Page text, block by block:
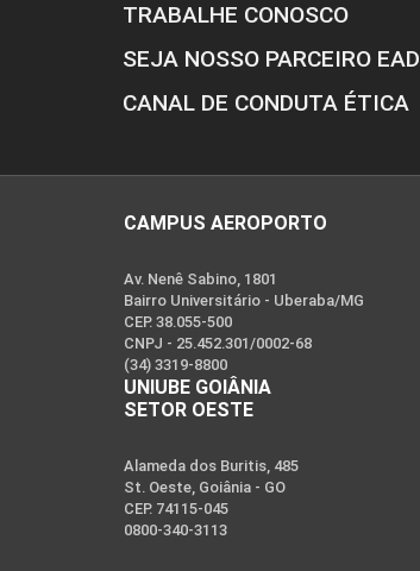
TRABALHE CONOSCO
SEJA NOSSO PARCEIRO EAD
CANAL DE CONDUTA ÉTICA
CAMPUS AEROPORTO
Av. Nenê Sabino, 1801
Bairro Universitário - Uberaba/MG
CEP. 38.055-500
CNPJ - 25.452.301/0002-68
(34) 3319-8800
UNIUBE GOIÂNIA
SETOR OESTE
Alameda dos Buritis, 485
St. Oeste, Goiânia - GO
CEP. 74115-045
0800-340-3113